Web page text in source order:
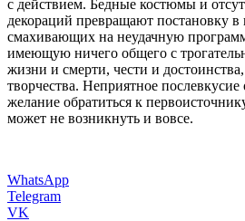
с действием. Бедные костюмы и
декораций превращают постановку
смахивающих на неудачную
имеющую ничего общего с
жизни и смерти, чести и
творчества. Неприятное послевкусие
желание обратиться к
может не возникнуть и вовсе.
WhatsApp
Telegram
VK